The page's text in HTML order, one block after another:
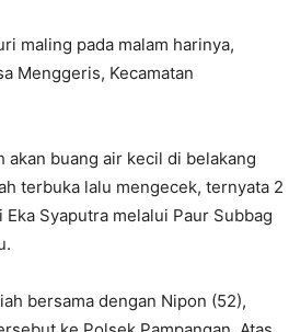
maling pada malam harinya,
Menggeris, Kecamatan
akan buang air kecil di belakang
terbuka lalu mengecek, ternyata 2
Syaputra melalui Paur Subbag
bersama dengan Nipon (52),